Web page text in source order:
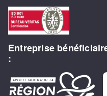
Entreprise
: